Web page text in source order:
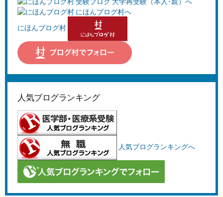
にほんブログ村
人気ブログランキング
人気ブログランキングへ